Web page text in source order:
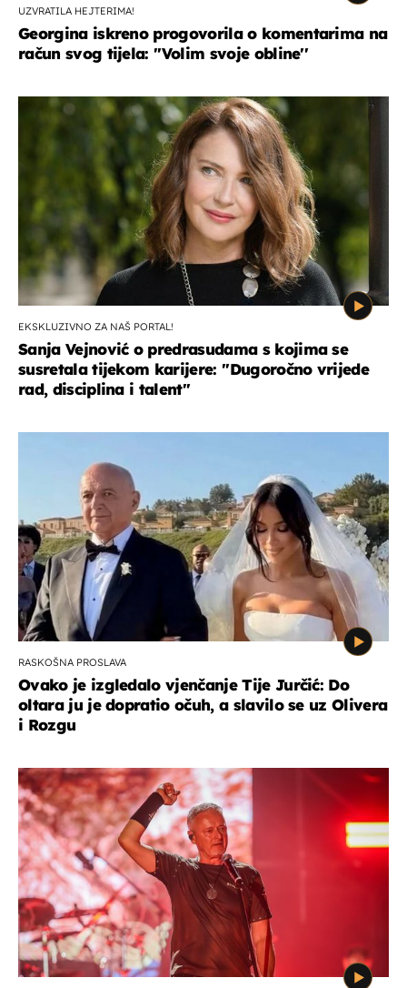
UZVRATILA HEJTERIMA!
Georgina iskreno progovorila o komentarima na
račun svog tijela: ''Volim svoje obline''
EKSKLUZIVNO ZA NAŠ PORTAL!
Sanja Vejnović o predrasudama s kojima se
susretala tijekom karijere: ''Dugoročno vrijede
rad, disciplina i talent''
RASKOŠNA PROSLAVA
Ovako je izgledalo vjenčanje Tije Jurčić: Do
oltara ju je dopratio očuh, a slavilo se uz Olivera
i Rozgu